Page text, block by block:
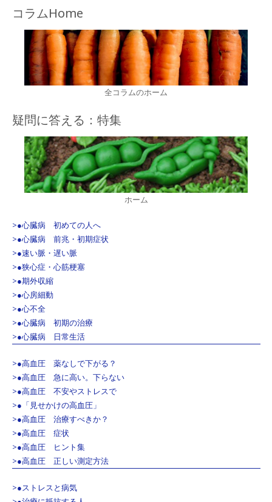
コラムHome
全コラムのホーム
疑問に答える：特集
ホーム
>●心臓病 初めての人へ
>●心臓病 前兆・初期症状
>●速い脈・遅い脈
>●狭心症・心筋梗塞
>●期外収縮
>●心房細動
>●心不全
>●心臓病 初期の治療
>●心臓病 日常生活
>●高血圧 薬なしで下がる？
>●高血圧 急に高い。下らない
>●高血圧 不安やストレスで
>●「見せかけの高血圧」
>●高血圧 治療すべきか？
>●高血圧 症状
>●高血圧 ヒント集
>●高血圧 正しい測定方法
>●ストレスと病気